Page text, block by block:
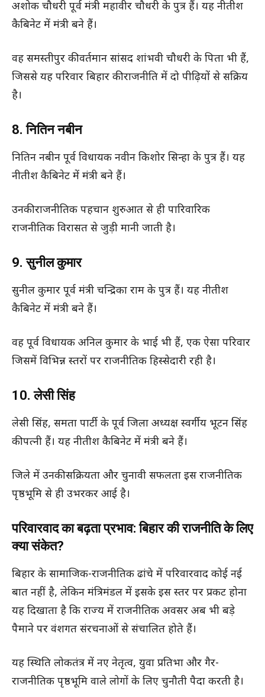
अशोक चौधरी पूर्व मंत्री महावीर चौधरी के पुत्र हैं। यह नीतीश
कैबिनेट में मंत्री बने हैं।
वह समस्तीपुर की वर्तमान सांसद शांभवी चौधरी के पिता भी हैं,
जिससे यह परिवार बिहार की राजनीति में दो पीढ़ियों से सक्रिय
है।
8. नितिन नबीन
नितिन नबीन पूर्व विधायक नवीन किशोर सिन्हा के पुत्र हैं। यह
नीतीश कैबिनेट में मंत्री बने हैं।
उनकी राजनीतिक पहचान शुरुआत से ही पारिवारिक
राजनीतिक विरासत से जुड़ी मानी जाती है।
9. सुनील कुमार
सुनील कुमार पूर्व मंत्री चन्द्रिका राम के पुत्र हैं। यह नीतीश
कैबिनेट में मंत्री बने हैं।
वह पूर्व विधायक अनिल कुमार के भाई भी हैं, एक ऐसा परिवार
जिसमें विभिन्न स्तरों पर राजनीतिक हिस्सेदारी रही है।
10. लेसी सिंह
लेसी सिंह, समता पार्टी के पूर्व जिला अध्यक्ष स्वर्गीय भूटन सिंह
की पत्नी हैं। यह नीतीश कैबिनेट में मंत्री बने हैं।
जिले में उनकी सक्रियता और चुनावी सफलता इस राजनीतिक
पृष्ठभूमि से ही उभरकर आई है।
परिवारवाद का बढ़ता प्रभाव: बिहार की राजनीति के लिए
क्या संकेत?
बिहार के सामाजिक-राजनीतिक ढांचे में परिवारवाद कोई नई
बात नहीं है, लेकिन मंत्रिमंडल में इसके इस स्तर पर प्रकट होना
यह दिखाता है कि राज्य में राजनीतिक अवसर अब भी बड़े
पैमाने पर वंशगत संरचनाओं से संचालित होते हैं।
यह स्थिति लोकतंत्र में नए नेतृत्व, युवा प्रतिभा और गैर-
राजनीतिक पृष्ठभूमि वाले लोगों के लिए चुनौती पैदा करती है।